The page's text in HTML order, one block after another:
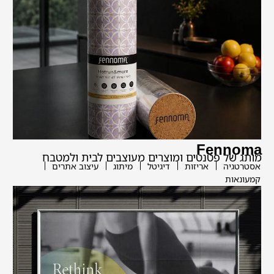
Fennoma
מותג של פטנטים ומוצרים מעוצבים לבית ולמטבח
אסטרטגיה אריזות דיגיטל מיתוג
עיצוב אתרים
קמעונאות